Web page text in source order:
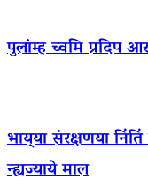
पुलांम्ह च्वमि प्रदिप
भाय्‌या संरक्षणया
न्ह्यज्याये माल